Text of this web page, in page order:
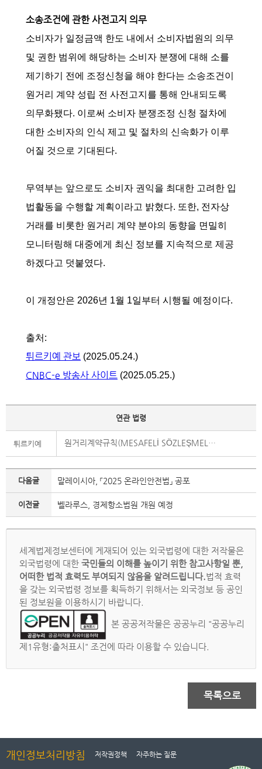
소송조건에 관한 사전고지 의무
소비자가 일정금액 한도 내에서 소비자법원의 의무
및 권한 범위에 해당하는 소비자 분쟁에 대해 소를
제기하기 전에 조정신청을 해야 한다는 소송조건이
원거리 계약 성립 전 사전고지를 통해 안내되도록
의무화됐다. 이로써 소비자 분쟁조정 신청 절차에
대한 소비자의 인식 제고 및 절차의 신속화가 이루
어질 것으로 기대된다.
무역부는 앞으로도 소비자 권익을 최대한 고려한 입
법활동을 수행할 계획이라고 밝혔다. 또한, 전자상
거래를 비롯한 원거리 계약 분야의 동향을 면밀히
모니터링해 대중에게 최신 정보를 지속적으로 제공
하겠다고 덧붙였다.
이 개정안은 2026년 1월 1일부터 시행될 예정이다.
출처:
튀르키예 관보 (2025.05.24.)
CNBC-e 방송사 사이트 (2025.05.25.)
연관 법령
튀르키예 원거리계약규칙(MESAFELİ SÖZLEŞMELER YÖNETMELİĞİ)
다음글 말레이시아, 「2025 온라인안전법」 공포
이전글 벨라루스, 경제항소법원 개원 예정
세계법제정보센터에 게재되어 있는 외국법령에 대한 저작물은
외국법령에 대한 국민들의 이해를 높이기 위한 참고사항일 뿐,
어떠한 법적 효력도 부여되지 않음을 알려드립니다.법적 효력
을 갖는 외국법령 정보를 획득하기 위해서는 외국정보 등 공인
된 정보원을 이용하시기 바랍니다.
본 공공저작물은 공공누리 "공공누리
제1유형:출처표시" 조건에 따라 이용할 수 있습니다.
목록으로
개인정보처리방침 저작권정책 자주하는 질문